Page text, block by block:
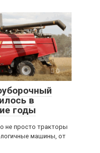
0
в
годы
не просто тракторы
машины, от